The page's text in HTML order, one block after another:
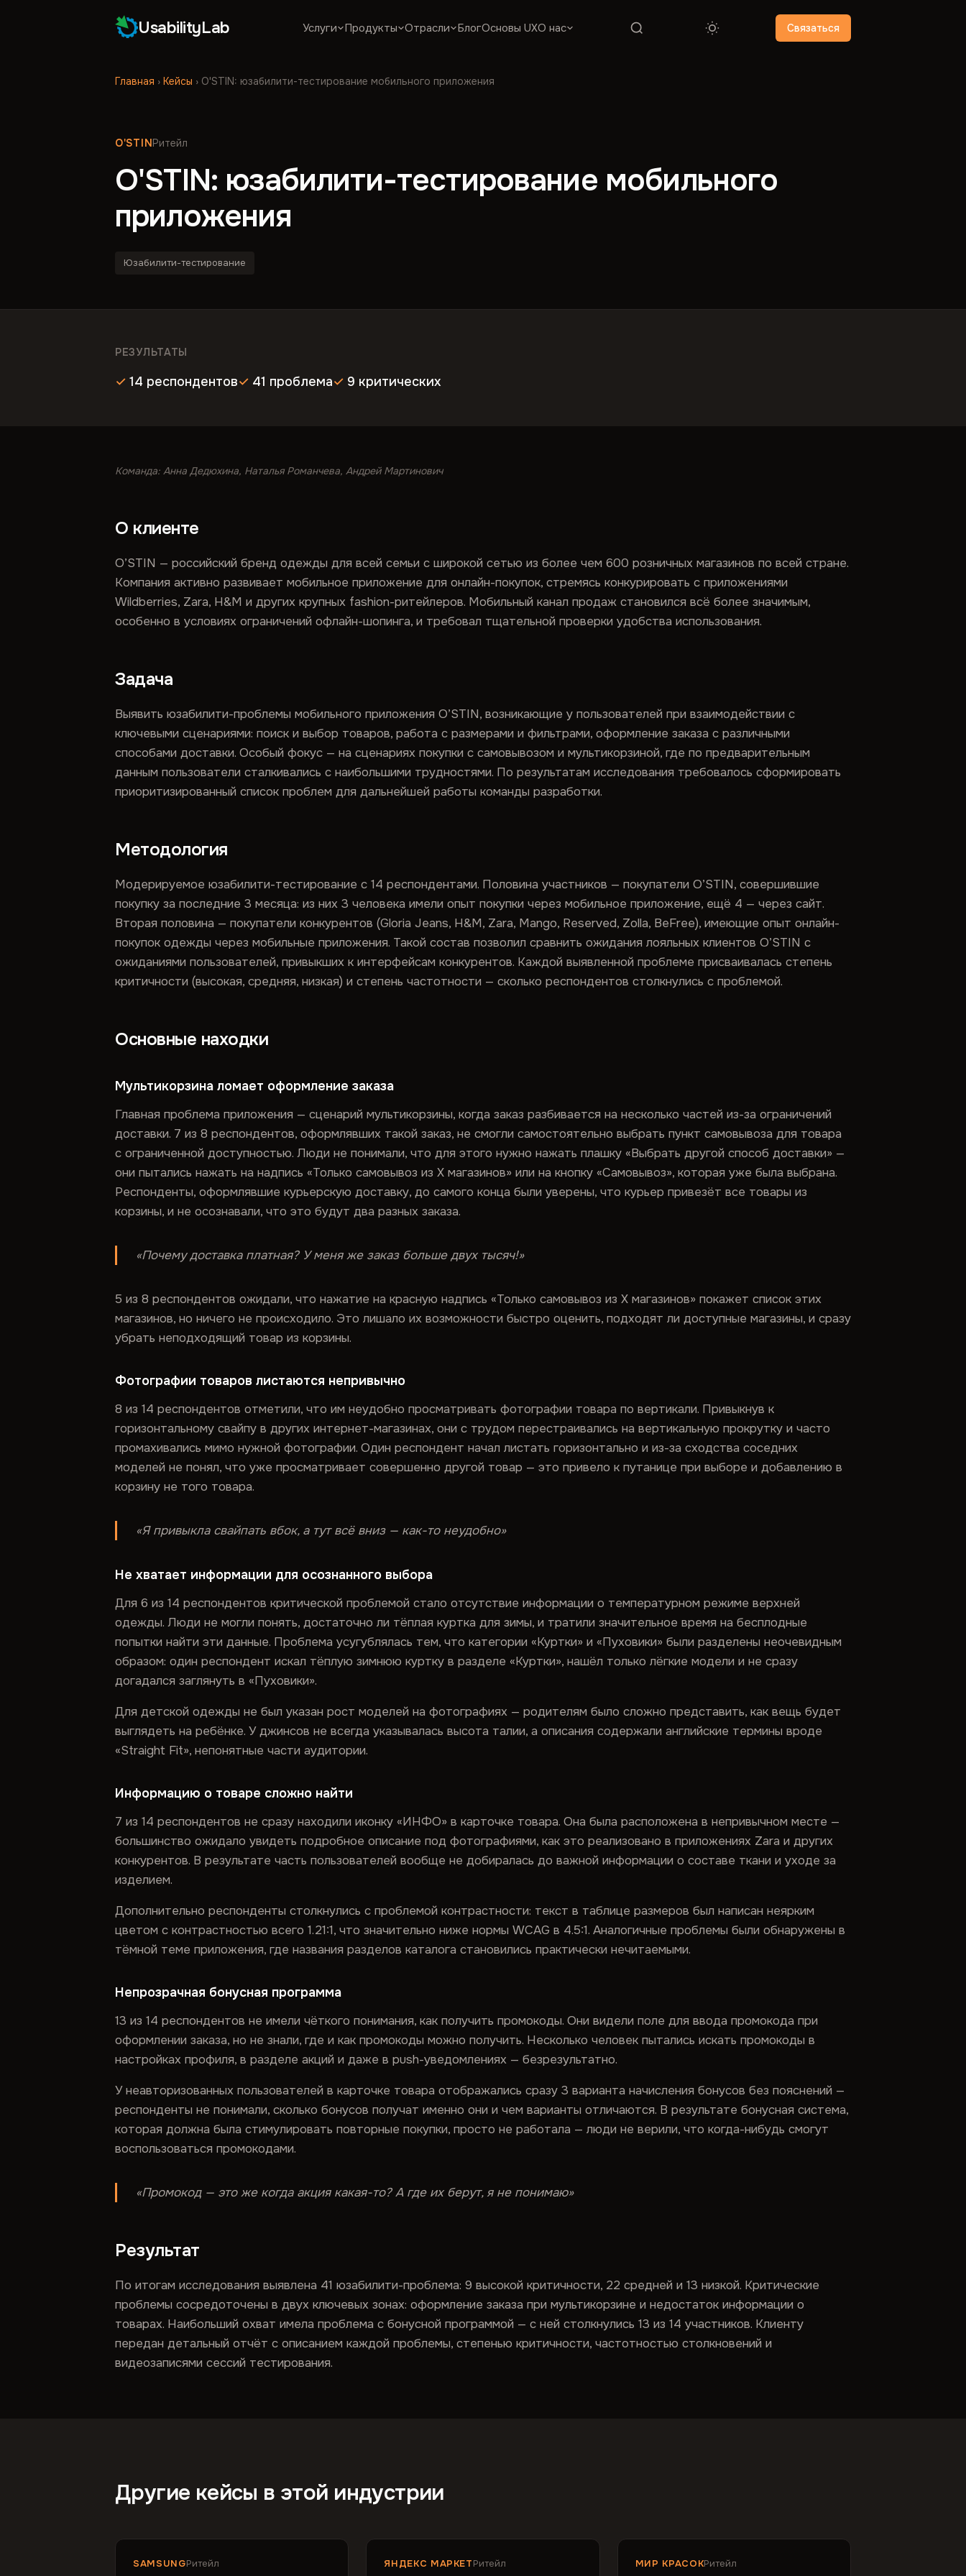
UsabilityLab Услуги Продукты Отрасли БлогОсновы UXО нас Связаться
Главная › Кейсы › O'STIN: юзабилити-тестирование мобильного приложения
O'STINРитейл
O'STIN: юзабилити-тестирование мобильного
приложения
Юзабилити-тестирование
РЕЗУЛЬТАТЫ
14 респондентов 41 проблема 9 критических
Команда: Анна Дедюхина, Наталья Романчева, Андрей Мартинович
О клиенте
O’STIN — российский бренд одежды для всей семьи с широкой сетью из более чем 600 розничных магазинов по всей стране.
Компания активно развивает мобильное приложение для онлайн-покупок, стремясь конкурировать с приложениями
Wildberries, Zara, H&M и других крупных fashion-ритейлеров. Мобильный канал продаж становился всё более значимым,
особенно в условиях ограничений офлайн-шопинга, и требовал тщательной проверки удобства использования.
Задача
Выявить юзабилити-проблемы мобильного приложения O’STIN, возникающие у пользователей при взаимодействии с
ключевыми сценариями: поиск и выбор товаров, работа с размерами и фильтрами, оформление заказа с различными
способами доставки. Особый фокус — на сценариях покупки с самовывозом и мультикорзиной, где по предварительным
данным пользователи сталкивались с наибольшими трудностями. По результатам исследования требовалось сформировать
приоритизированный список проблем для дальнейшей работы команды разработки.
Методология
Модерируемое юзабилити-тестирование с 14 респондентами. Половина участников — покупатели O’STIN, совершившие
покупку за последние 3 месяца: из них 3 человека имели опыт покупки через мобильное приложение, ещё 4 — через сайт.
Вторая половина — покупатели конкурентов (Gloria Jeans, H&M, Zara, Mango, Reserved, Zolla, BeFree), имеющие опыт онлайн-
покупок одежды через мобильные приложения. Такой состав позволил сравнить ожидания лояльных клиентов O’STIN с
ожиданиями пользователей, привыкших к интерфейсам конкурентов. Каждой выявленной проблеме присваивалась степень
критичности (высокая, средняя, низкая) и степень частотности — сколько респондентов столкнулись с проблемой.
Основные находки
Мультикорзина ломает оформление заказа
Главная проблема приложения — сценарий мультикорзины, когда заказ разбивается на несколько частей из-за ограничений
доставки. 7 из 8 респондентов, оформлявших такой заказ, не смогли самостоятельно выбрать пункт самовывоза для товара
с ограниченной доступностью. Люди не понимали, что для этого нужно нажать плашку «Выбрать другой способ доставки» —
они пытались нажать на надпись «Только самовывоз из X магазинов» или на кнопку «Самовывоз», которая уже была выбрана.
Респонденты, оформлявшие курьерскую доставку, до самого конца были уверены, что курьер привезёт все товары из
корзины, и не осознавали, что это будут два разных заказа.
«Почему доставка платная? У меня же заказ больше двух тысяч!»
5 из 8 респондентов ожидали, что нажатие на красную надпись «Только самовывоз из X магазинов» покажет список этих
магазинов, но ничего не происходило. Это лишало их возможности быстро оценить, подходят ли доступные магазины, и сразу
убрать неподходящий товар из корзины.
Фотографии товаров листаются непривычно
8 из 14 респондентов отметили, что им неудобно просматривать фотографии товара по вертикали. Привыкнув к
горизонтальному свайпу в других интернет-магазинах, они с трудом перестраивались на вертикальную прокрутку и часто
промахивались мимо нужной фотографии. Один респондент начал листать горизонтально и из-за сходства соседних
моделей не понял, что уже просматривает совершенно другой товар — это привело к путанице при выборе и добавлению в
корзину не того товара.
«Я привыкла свайпать вбок, а тут всё вниз — как-то неудобно»
Не хватает информации для осознанного выбора
Для 6 из 14 респондентов критической проблемой стало отсутствие информации о температурном режиме верхней
одежды. Люди не могли понять, достаточно ли тёплая куртка для зимы, и тратили значительное время на бесплодные
попытки найти эти данные. Проблема усугублялась тем, что категории «Куртки» и «Пуховики» были разделены неочевидным
образом: один респондент искал тёплую зимнюю куртку в разделе «Куртки», нашёл только лёгкие модели и не сразу
догадался заглянуть в «Пуховики».
Для детской одежды не был указан рост моделей на фотографиях — родителям было сложно представить, как вещь будет
выглядеть на ребёнке. У джинсов не всегда указывалась высота талии, а описания содержали английские термины вроде
«Straight Fit», непонятные части аудитории.
Информацию о товаре сложно найти
7 из 14 респондентов не сразу находили иконку «ИНФО» в карточке товара. Она была расположена в непривычном месте —
большинство ожидало увидеть подробное описание под фотографиями, как это реализовано в приложениях Zara и других
конкурентов. В результате часть пользователей вообще не добиралась до важной информации о составе ткани и уходе за
изделием.
Дополнительно респонденты столкнулись с проблемой контрастности: текст в таблице размеров был написан неярким
цветом с контрастностью всего 1.21:1, что значительно ниже нормы WCAG в 4.5:1. Аналогичные проблемы были обнаружены в
тёмной теме приложения, где названия разделов каталога становились практически нечитаемыми.
Непрозрачная бонусная программа
13 из 14 респондентов не имели чёткого понимания, как получить промокоды. Они видели поле для ввода промокода при
оформлении заказа, но не знали, где и как промокоды можно получить. Несколько человек пытались искать промокоды в
настройках профиля, в разделе акций и даже в push-уведомлениях — безрезультатно.
У неавторизованных пользователей в карточке товара отображались сразу 3 варианта начисления бонусов без пояснений —
респонденты не понимали, сколько бонусов получат именно они и чем варианты отличаются. В результате бонусная система,
которая должна была стимулировать повторные покупки, просто не работала — люди не верили, что когда-нибудь смогут
воспользоваться промокодами.
«Промокод — это же когда акция какая-то? А где их берут, я не понимаю»
Результат
По итогам исследования выявлена 41 юзабилити-проблема: 9 высокой критичности, 22 средней и 13 низкой. Критические
проблемы сосредоточены в двух ключевых зонах: оформление заказа при мультикорзине и недостаток информации о
товарах. Наибольший охват имела проблема с бонусной программой — с ней столкнулись 13 из 14 участников. Клиенту
передан детальный отчёт с описанием каждой проблемы, степенью критичности, частотностью столкновений и
видеозаписями сессий тестирования.
Другие кейсы в этой индустрии
SAMSUNGРитейл ЯНДЕКС МАРКЕТРитейл МИР КРАСОКРитейл